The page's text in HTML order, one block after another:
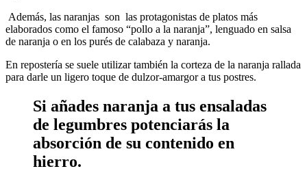
Además, las naranjas son las protagonistas de platos más
elaborados como el famoso “pollo a la naranja”, lenguado en salsa
de naranja o en los purés de calabaza y naranja.
En repostería se suele utilizar también la corteza de la naranja rallada
para darle un ligero toque de dulzor-amargor a tus postres.
Si añades naranja a tus ensaladas
de legumbres potenciarás la
absorción de su contenido en
hierro.